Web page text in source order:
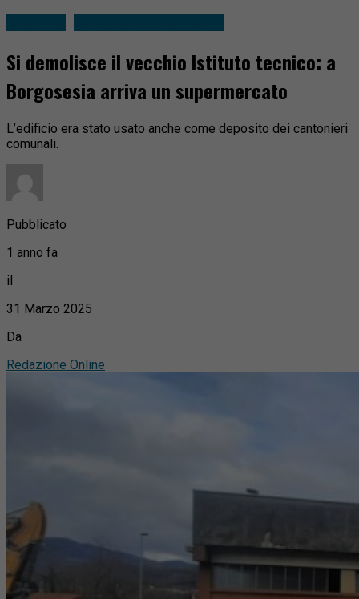
Si demolisce il vecchio Istituto tecnico: a
Borgosesia arriva un supermercato
L’edificio era stato usato anche come deposito dei cantonieri
comunali.
Pubblicato
1 anno fa
il
31 Marzo 2025
Da
Redazione Online